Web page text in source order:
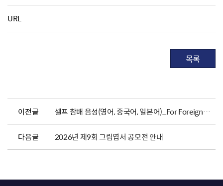
URL
목록
이전글 셀프 참배 음성(영어, 중국어, 일본어)_For Foreigners
다음글 2026년 제9회 그림엽서 공모전 안내